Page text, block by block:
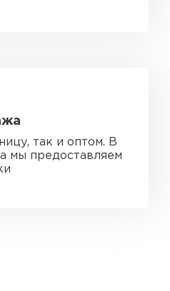
так и оптом. В
мы предоставляем